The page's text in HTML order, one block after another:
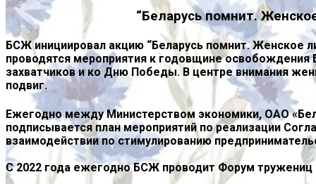
“Беларусь помнит.
БСЖ инициировал акцию “Беларусь помнит. Женское
проводятся мероприятия к годовщине
захватчиков и ко Дню Победы. В центре внимания
подвиг.
Ежегодно между Министерством экономики, ОАО
подписывается план мероприятий по реализации
взаимодействии по стимулированию
С 2022 года ежегодно БСЖ проводит Форум тружениц